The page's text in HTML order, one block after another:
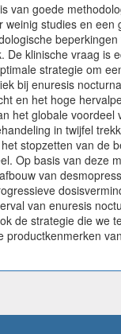
van goede
weinig studies en een
De klinische vraag is
strategie om
bij enuresis
en het hoge
het globale voordeel
in twijfel
stopzetten van de
Op basis van deze
van
van enuresis
de strategie die we
productkenmerken